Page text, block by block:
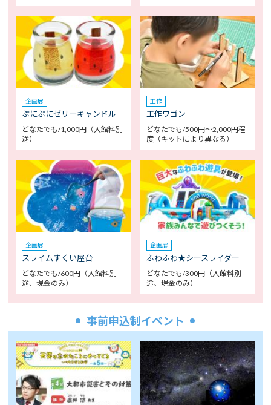
企画展
ぷにぷにゼリーキャンドル
どなたでも/1,000円（入館料別
途）
工作
工作ワゴン
どなたでも/500円～2,000円程
度（キットにより異なる）
企画展
スライムすくい屋台
どなたでも/600円（入館料別
途、現金のみ）
企画展
ふわふわ★シースライダー
どなたでも/300円（入館料別
途、現金のみ）
事前申込制イベント